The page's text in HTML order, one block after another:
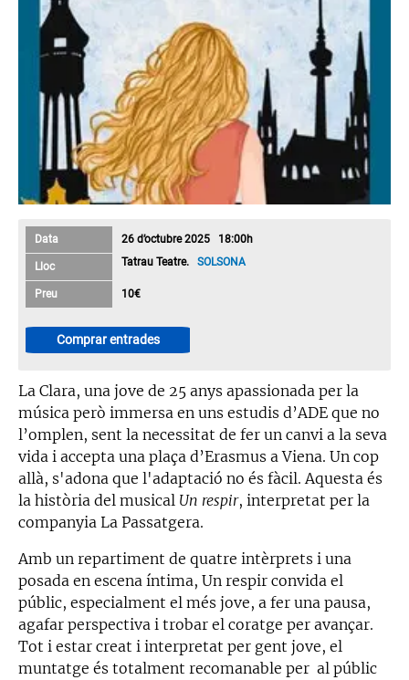
Data 26 d’octubre 2025 18:00h
Lloc Tatrau Teatre.SOLSONA
Preu 10€
Comprar entrades
La Clara, una jove de 25 anys apassionada per la
música però immersa en uns estudis d’ADE que no
l’omplen, sent la necessitat de fer un canvi a la seva
vida i accepta una plaça d’Erasmus a Viena. Un cop
allà, s'adona que l'adaptació no és fàcil. Aquesta és
la història del musical Un respir, interpretat per la
companyia La Passatgera.
Amb un repartiment de quatre intèrprets i una
posada en escena íntima, Un respir convida el
públic, especialment el més jove, a fer una pausa,
agafar perspectiva i trobar el coratge per avançar.
Tot i estar creat i interpretat per gent jove, el
muntatge és totalment recomanable per al públic